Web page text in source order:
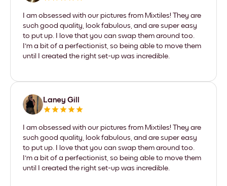
I am obsessed with our pictures from Mixtiles! They are
such good quality, look fabulous, and are super easy
to put up. I love that you can swap them around too.
I'm a bit of a perfectionist, so being able to move them
until I created the right set-up was incredible.
Laney Gill
I am obsessed with our pictures from Mixtiles! They are
such good quality, look fabulous, and are super easy
to put up. I love that you can swap them around too.
I'm a bit of a perfectionist, so being able to move them
until I created the right set-up was incredible.